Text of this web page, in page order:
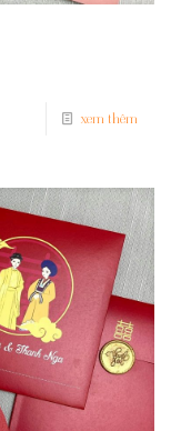
xem thêm